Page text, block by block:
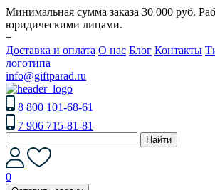
Минимальная сумма заказа 30 000 руб.
юридическими лицами.
+
Доставка и оплата О нас Блог Контакты
логотипа
info@giftparad.ru
8 800 101-68-61
7 906 715-81-81
Найти
0